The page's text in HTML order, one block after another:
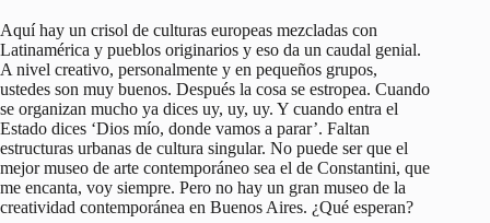
Aquí hay un crisol de culturas europeas mezcladas con
Latinamérica y pueblos originarios y eso da un caudal genial.
A nivel creativo, personalmente y en pequeños grupos,
ustedes son muy buenos. Después la cosa se estropea. Cuando
se organizan mucho ya dices uy, uy, uy. Y cuando entra el
Estado dices ‘Dios mío, donde vamos a parar’. Faltan
estructuras urbanas de cultura singular. No puede ser que el
mejor museo de arte contemporáneo sea el de Constantini, que
me encanta, voy siempre. Pero no hay un gran museo de la
creatividad contemporánea en Buenos Aires. ¿Qué esperan?